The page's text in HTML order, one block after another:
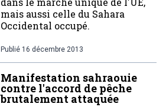
mais aussi celle du Sahara
Occidental occupé.
Publié 16 décembre 2013
Manifestation sahraouie
contre l'accord de pêche
brutalement attaquée